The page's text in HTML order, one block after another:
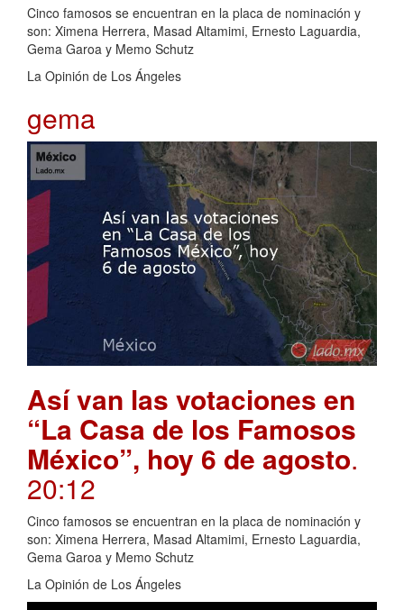
Cinco famosos se encuentran en la placa de nominación y
son: Ximena Herrera, Masad Altamimi, Ernesto Laguardia,
Gema Garoa y Memo Schutz
La Opinión de Los Ángeles
gema
Así van las votaciones en
“La Casa de los Famosos
México”, hoy 6 de agosto.
20:12
Cinco famosos se encuentran en la placa de nominación y
son: Ximena Herrera, Masad Altamimi, Ernesto Laguardia,
Gema Garoa y Memo Schutz
La Opinión de Los Ángeles